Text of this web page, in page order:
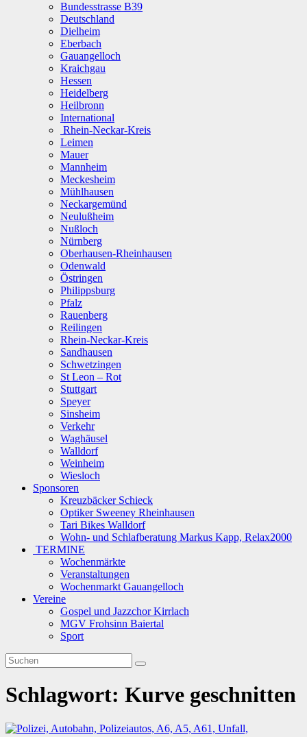
Bundesstrasse B39
Deutschland
Dielheim
Eberbach
Gauangelloch
Kraichgau
Hessen
Heidelberg
Heilbronn
International
Rhein-Neckar-Kreis
Leimen
Mauer
Mannheim
Meckesheim
Mühlhausen
Neckargemünd
Neulußheim
Nußloch
Nürnberg
Oberhausen-Rheinhausen
Odenwald
Östringen
Philippsburg
Pfalz
Rauenberg
Reilingen
Rhein-Neckar-Kreis
Sandhausen
Schwetzingen
St Leon – Rot
Stuttgart
Speyer
Sinsheim
Verkehr
Waghäusel
Walldorf
Weinheim
Wiesloch
Sponsoren
Kreuzbäcker Schieck
Optiker Sweeney Rheinhausen
Tari Bikes Walldorf
Wohn- und Schlafberatung Markus Kapp, Relax2000
TERMINE
Wochenmärkte
Veranstaltungen
Wochenmarkt Gauangelloch
Vereine
Gospel und Jazzchor Kirrlach
MGV Frohsinn Baiertal
Sport
Schlagwort: Kurve geschnitten